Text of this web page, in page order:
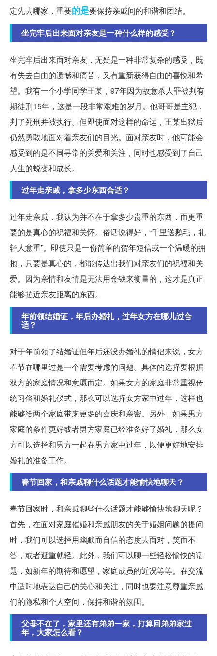
定先去哪家，重要的是要保持亲戚间的和谐和团结。
坐完牢后出来面对亲友是一种什么样的感受？
坐完牢后出来面对亲友，无疑是一种非常复杂的感受，既
有失去自由的遗憾和痛苦，又有重新获得自由的喜悦和希
望。我有一个小学同学王某，97年因为故意杀人罪被判有
期徒刑15年，这是一段非常艰难的岁月。他哥哥是主犯，
判了死刑并被执行。但即使面对这样的命运，王某出狱后
仍然勇敢地面对着亲友们的目光。面对亲友时，他可能会
感受到的是不同寻常的关爱和关注，同时也感受到了自己
人生的蜕变和成长。
过年走亲戚，拿多少东西合适？
过年走亲戚，我认为并不在于拿多少贵重的东西，而更重
要的是真心的祝福和关怀。俗话说得好，“千里送鹅毛，礼
轻人意重”。即使只是一份简单的贺年短信或一个温暖的拥
抱，只要是真心的，都能传达出我们对亲友们的祝福和关
爱。因为亲情和友情是无法用金钱来衡量的，这才是真正
能够拉近亲友距离的东西。
年前领结婚证，年后办婚礼，过年女方在哪儿过合
适？
对于年前领了结婚证但年后还没办婚礼的情侣来说，女方
春节在哪里过是一个需要考虑的问题。具体的选择要根据
双方的家庭情况和意愿而定。如果女方的家庭非常重视传
统习俗和婚礼仪式，那么可以选择女方家中过年，这样也
能够给两个家庭带来更多的喜庆和亲密。另外，如果男方
家庭的条件更好或者男方家庭已经准备好了婚礼，那么女
方可以选择和男方一起在男方家中过年，以便更好地安排
婚礼的准备工作。
春节回家，和亲戚聊什么话题才能愉快地聊天？
春节回家时，和亲戚聊些什么话题才能够愉快地聊天呢？
首先，在面对家庭催婚和亲戚朋友的关于婚姻问题的提问
时，我们可以选择用幽默而自信的态度去面对，笑而不
答，或者避重就轻。此外，我们可以聊一些轻松愉快的话
题，如新年的期待和愿望，家庭成员的近况等等。在交流
中适时地表达自己的关心和关注，同时也要注意尊重亲戚
们的隐私和个人空间，保持和谐的氛围。
父母不在了，家里还有弟弟一家，打算回弟弟家过
年，大家怎么看？